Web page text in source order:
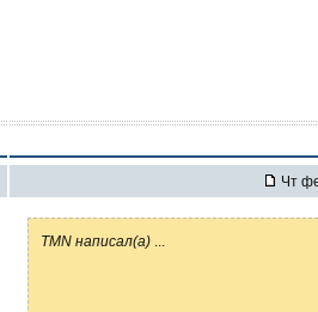
Чт
TMN написал(а)